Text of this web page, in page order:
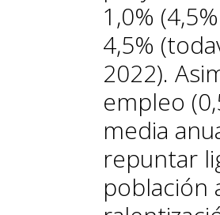
1,0%
4,5%
2022).
empleo
media
repuntar
población